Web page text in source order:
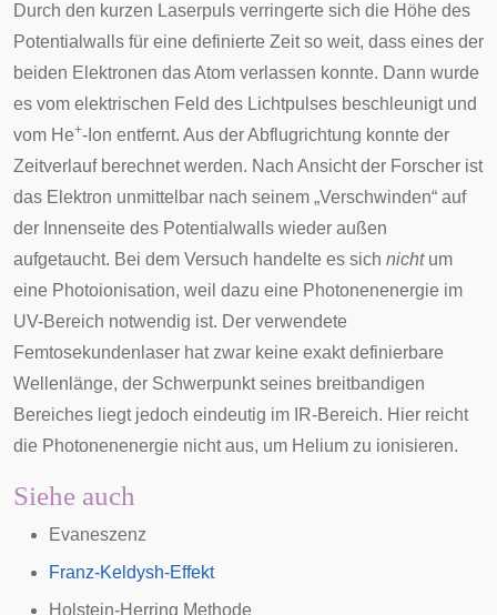
Durch den kurzen Laserpuls verringerte sich die Höhe des
Potentialwalls für eine definierte Zeit so weit, dass eines der
beiden Elektronen das Atom verlassen konnte. Dann wurde
es vom elektrischen Feld des Lichtpulses beschleunigt und
vom He+-Ion entfernt. Aus der Abflugrichtung konnte der
Zeitverlauf berechnet werden. Nach Ansicht der Forscher ist
das Elektron unmittelbar nach seinem „Verschwinden“ auf
der Innenseite des Potentialwalls wieder außen
aufgetaucht. Bei dem Versuch handelte es sich nichtum
eine Photoionisation, weil dazu eine Photonenenergie im
UV-Bereich notwendig ist. Der verwendete
Femtosekundenlaser hat zwar keine exakt definierbare
Wellenlänge, der Schwerpunkt seines breitbandigen
Bereiches liegt jedoch eindeutig im IR-Bereich. Hier reicht
die Photonenenergie nicht aus, um Helium zu ionisieren.
Siehe auch
Evaneszenz
Franz-Keldysh-Effekt
Holstein-Herring Methode